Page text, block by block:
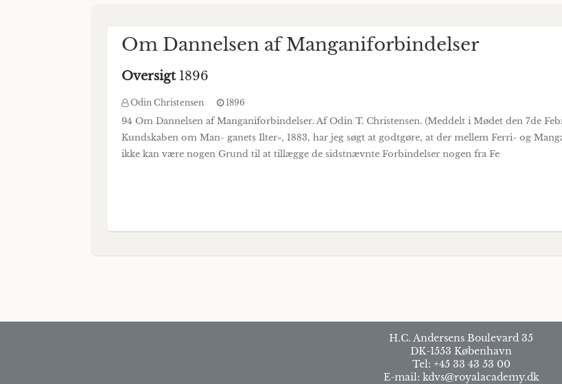
Om Dannelsen af Manganiforbindelser
Oversigt 1896
Odin Christensen 1896
94 Om Dannelsen af Manganiforbindelser. Af Odin T. Christensen. (Meddelt i Mødet den 7de
Kundskaben om Man- ganets Ilter», 1883, har jeg søgt at godtgøre, at der mellem Ferri- og
ikke kan være nogen Grund til at tillægge de sidstnævnte Forbindelser nogen fra Fe
H.C. Andersens Boulevard 35
DK-1553 København
Tel: +45 33 43 53 00
E-mail: kdvs@royalacademy.dk